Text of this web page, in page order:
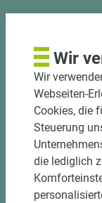
Wir
Wir
Webseiten-
Cookies, die
Steuerung
die lediglich